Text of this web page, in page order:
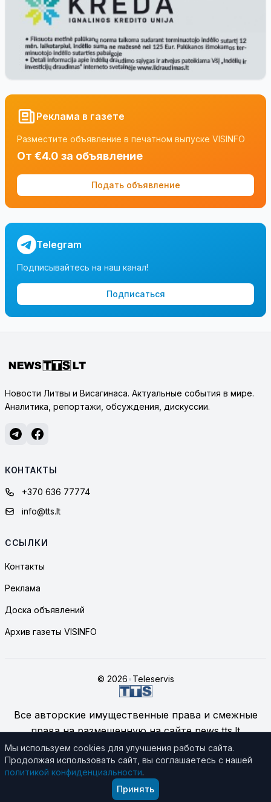
Реклама в газете
Разместите объявление в печатном выпуске VISINFO
От €4.0 за объявление
Подать объявление
Telegram
Подписывайтесь на наш канал!
Подписаться
Новости Литвы и Висагинаса. Актуальные события в мире.
Аналитика, репортажи, обсуждения, дискуссии.
КОНТАКТЫ
+370 636 77774
info@tts.lt
ССЫЛКИ
Контакты
Реклама
Доска объявлений
Архив газеты VISINFO
© 2026•Teleservis
Все авторские имущественные права и смежные
права на размещенную на сайте news.tts.lt
информацию принадлежат ЗАО "Telekomunikacinių
technologijų servisas", если не указано иное.
Подробнее об использовании материалов сайта
Мы используем cookies для улучшения работы сайта.
Продолжая использовать сайт, вы соглашаетесь с нашей
политикой конфиденциальности.
Принять